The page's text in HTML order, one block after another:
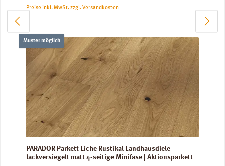
Preise inkl. MwSt. zzgl. Versandkosten
Muster möglich
PARADOR Parkett Eiche Rustikal Landhausdiele
lackversiegelt matt 4-seitige Minifase | Aktionsparkett